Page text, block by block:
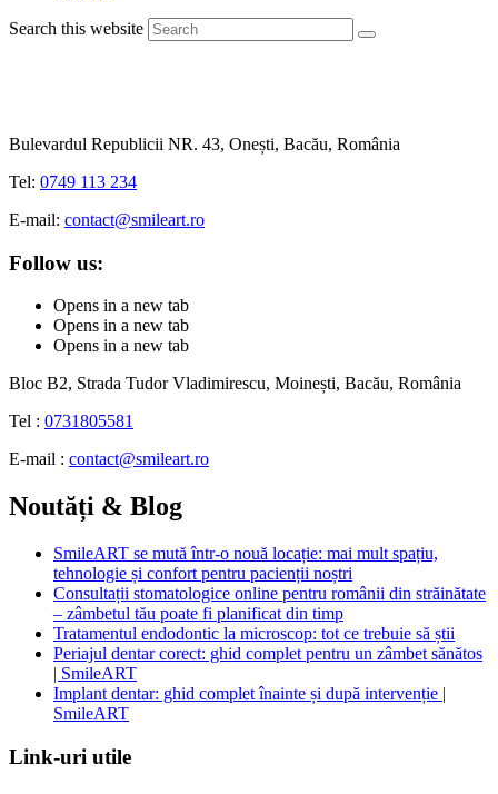
Search this website
Bulevardul Republicii NR. 43, Onești, Bacău, România
Tel: 0749 113 234
E-mail: contact@smileart.ro
Follow us:
Opens in a new tab
Opens in a new tab
Opens in a new tab
Bloc B2, Strada Tudor Vladimirescu, Moinești, Bacău, România
Tel : 0731805581
E-mail : contact@smileart.ro
Noutăți & Blog
SmileART se mută într-o nouă locație: mai mult spațiu,
tehnologie și confort pentru pacienții noștri
Consultații stomatologice online pentru românii din străinătate
– zâmbetul tău poate fi planificat din timp
Tratamentul endodontic la microscop: tot ce trebuie să știi
Periajul dentar corect: ghid complet pentru un zâmbet sănătos
| SmileART
Implant dentar: ghid complet înainte și după intervenție |
SmileART
Link-uri utile